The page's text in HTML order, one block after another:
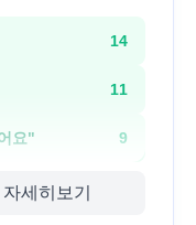
14
11
요" 9
자세히보기